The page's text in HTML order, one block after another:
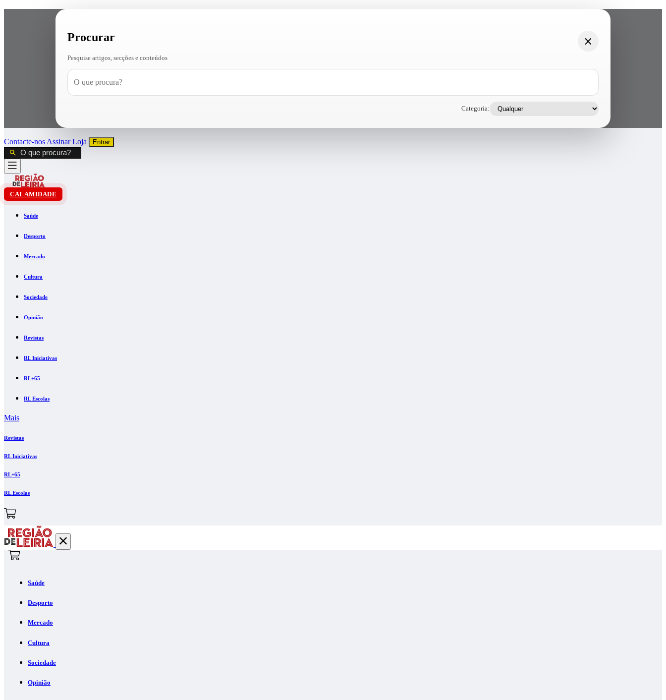
Procurar
Pesquise artigos, secções e conteúdos
Categoria:
Contacte-nos AssinarLoja Entrar
CALAMIDADE
Saúde
Desporto
Mercado
Cultura
Sociedade
Opinião
Revistas
RL Iniciativas
RL+65
RL Escolas
Mais
Revistas
RL Iniciativas
RL+65
RL Escolas
Saúde
Desporto
Mercado
Cultura
Sociedade
Opinião